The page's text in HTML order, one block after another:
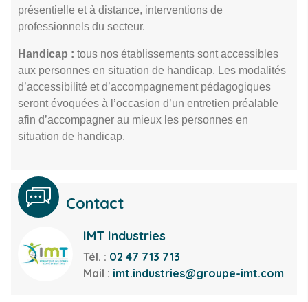
présentielle et à distance, interventions de
professionnels du secteur.
Handicap : tous nos établissements sont accessibles
aux personnes en situation de handicap. Les modalités
d’accessibilité et d’accompagnement pédagogiques
seront évoquées à l’occasion d’un entretien préalable
afin d’accompagner au mieux les personnes en
situation de handicap.
Contact
IMT Industries
Tél. : 02 47 713 713
Mail : imt.industries@groupe-imt.com